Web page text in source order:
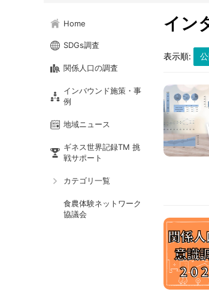
Home
SDGs調査
関係人口の調査
インバウンド施策・事
例
地域ニュース
ギネス世界記録TM 挑
戦サポート
カテゴリ一覧
食農体験ネットワーク
協議会
イン
表示順: